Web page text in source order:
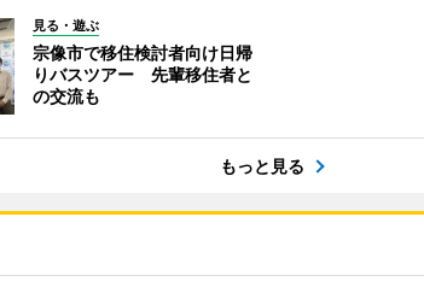
見る・遊ぶ
宗像市で移住検討者向け日帰
りバスツアー 先輩移住者と
の交流も
もっと見る